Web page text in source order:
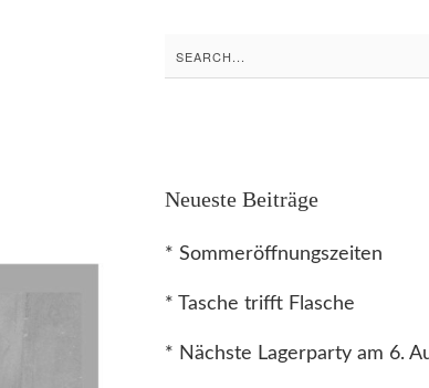
Search
for:
Neueste Beiträge
* Sommeröffnungszeiten
* Tasche trifft Flasche
* Nächste Lagerparty am 6.